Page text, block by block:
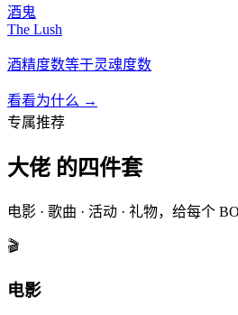
酒鬼
The Lush
酒精度数等于灵魂度数
看看为什么 →
专属推荐
大佬 的四件套
电影 · 歌曲 · 活动 · 礼物，给每个
🎬
电影